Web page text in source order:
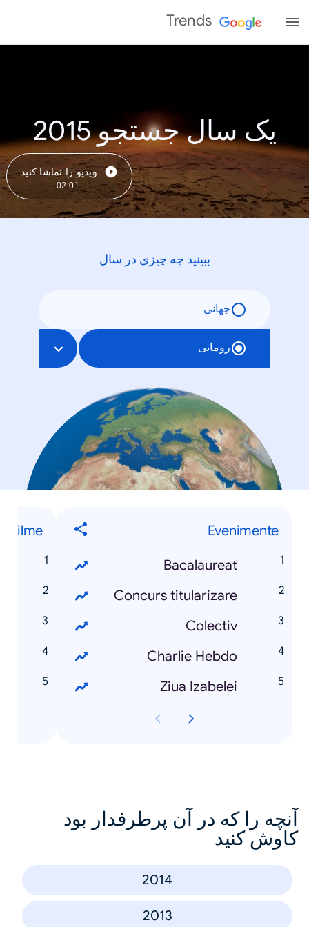
Trends
یک سال جستجو 2015
ویدیو را تماشا کنید
02:01
ببینید چه چیزی در سال
جهانی
رومانی
Evenimente
Bacalaureat
Concurs titularizare
Colectiv
Charlie Hebdo
Ziua Izabelei
Filme
آنچه را که در آن پرطرفدار بود
کاوش کنید
2014
2013